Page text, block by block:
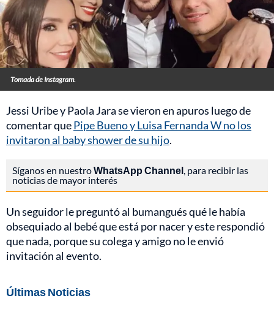
Tomada de Instagram.
Jessi Uribe y Paola Jara se vieron en apuros luego de
comentar quePipe Bueno y Luisa Fernanda W no los
invitaron al baby shower de su hijo.
Síganos en nuestroWhatsApp Channel, para recibir las
noticias de mayor interés
Un seguidor le preguntó al bumangués qué le había
obsequiado al bebé que está por nacer y este respondió
que nada, porque su colega y amigo no le envió
invitación al evento.
Últimas Noticias